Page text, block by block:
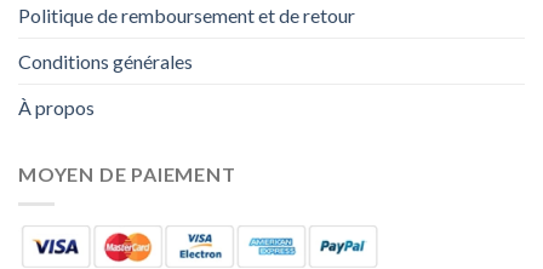
Politique de remboursement et de retour
Conditions générales
À propos
MOYEN DE PAIEMENT